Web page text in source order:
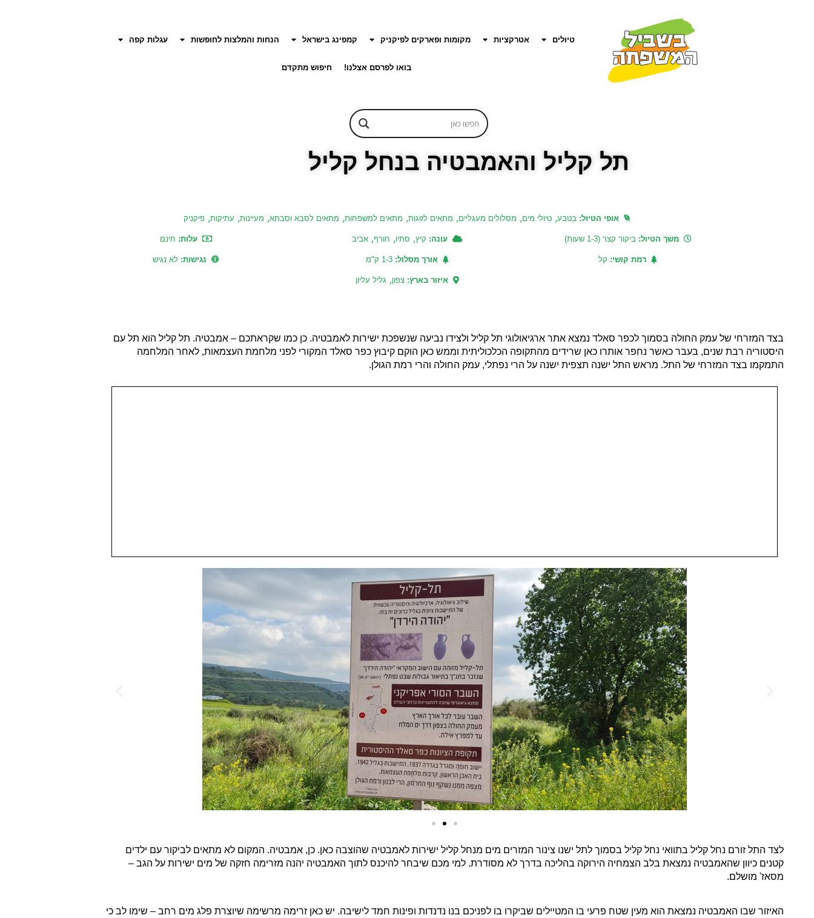
טיולים אטרקציות מקומות ופארקים לפיקניק קמפינג בישראל הנחות והמלצות לחופשות עגלות קפה
בואו לפרסם אצלנו! חיפוש מתקדם
תל קליל והאמבטיה בנחל קליל
אופי הטיול: בטבע, טיולי מים, מסלולים מעגליים, מתאים לזוגות, מתאים למשפחות, מתאים לסבא וסבתא, מעיינות, עתיקות, פיקניק
משך הטיול:ביקור קצר (1-3 שעות) עונה: קיץ, סתיו, חורף, אביב עלות: חינם
רמת קושי: קל אורך מסלול:1-3 ק"מ נגישות: לא נגיש
איזור בארץ:צפון, גליל עליון
בצד המזרחי של עמק החולה בסמוך לכפר סאלד נמצא אתר ארגיאולוגי תל קליל ולצידו נביעה שנשפכת ישירות לאמבטיה. כן כמו שקראתכם – אמבטיה. תל קליל הוא תל עם
היסטוריה רבת שנים, בעבר כאשר נחפר אותרו כאן שרידים מהתקופה הכלכוליתית וממש כאן הוקם קיבוץ כפר סאלד המקורי לפני מלחמת העצמאות, לאחר המלחמה
התמקמו בצד המזרחי של התל. מראש התל ישנה תצפית ישנה על הרי נפתלי, עמק החולה והרי רמת הגולן.
לצד התל זורם נחל קליל בתוואי נחל קליל בסמוך לתל ישנו צינור המזרים מים מנחל קליל ישירות לאמבטיה שהוצבה כאן. כן, אמבטיה. המקום לא מתאים לביקור עם ילדים
קטנים כיוון שהאמבטיה נמצאת בלב הצמחיה הירוקה בהליכה בדרך לא מסודרת. למי מכם שיבחר להיכנס לתוך האמבטיה יהנה מזרימה חזקה של מים ישירות על הגב –
מסאז' מושלם.
האיזור שבו האמבטיה נמצאת הוא מעין שטח פרעי בו המטיילים שביקרו בו לפניכם בנו נדנדות ופינות חמד לישיבה. יש כאן זרימה מרשימה שיוצרת פלג מים רחב – שימו לב כי